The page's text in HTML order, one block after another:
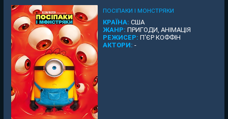
ПОСІПАКИ І МОНСТРЯКИ
КРАЇНА: США
ЖАНР: ПРИГОДИ, АНІМАЦІЯ
РЕЖИСЕР: П'ЄР КОФФІН
АКТОРИ: -